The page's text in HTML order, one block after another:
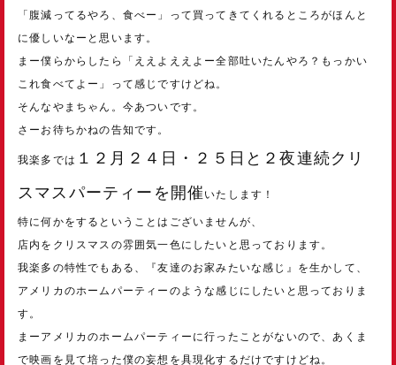
「腹減ってるやろ、食べー」って買ってきてくれるところがほんと
に優しいなーと思います。
まー僕らからしたら「ええよええよー全部吐いたんやろ？もっかい
これ食べてよー」って感じですけどね。
そんなやまちゃん。今あついです。
さーお待ちかねの告知です。
我楽多では １２月２４日・２５日と２夜連続クリ
スマスパーティーを開催 いたします！
特に何かをするということはございませんが、
店内をクリスマスの雰囲気一色にしたいと思っております。
我楽多の特性でもある、『友達のお家みたいな感じ』を生かして、
アメリカのホームパーティーのような感じにしたいと思っておりま
す。
まーアメリカのホームパーティーに行ったことがないので、あくま
で映画を見て培った僕の妄想を具現化するだけですけどね。